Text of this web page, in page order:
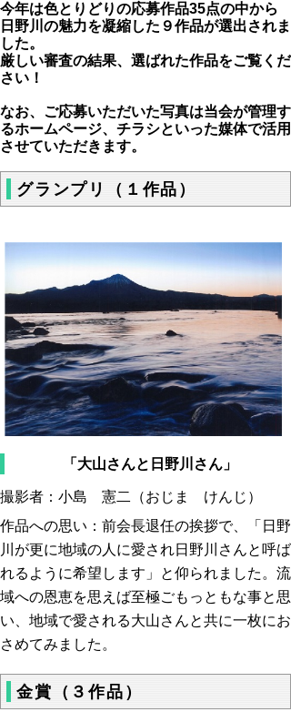
今年は色とりどりの応募作品35点の中から
日野川の魅力を凝縮した９作品が選出されま
した。
厳しい審査の結果、選ばれた作品をご覧くだ
さい！
なお、ご応募いただいた写真は当会が管理す
るホームページ、チラシといった媒体で活用
させていただきます。
グランプリ（１作品）
「大山さんと日野川さん」
撮影者：小島 憲二（おじま けんじ）
作品への思い：前会長退任の挨拶で、「日野
川が更に地域の人に愛され日野川さんと呼ば
れるように希望します」と仰られました。流
域への恩恵を思えば至極ごもっともな事と思
い、地域で愛される大山さんと共に一枚にお
さめてみました。
金賞（３作品）